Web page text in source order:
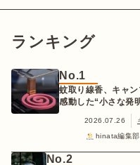
ランキング
No.1
蚊取り線香、キャ
感動した“小さな発
2026.07.26
hinata編集部
No.2